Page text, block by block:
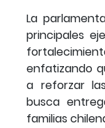
La
principales
enfatizando
a reforzar
busca
familias